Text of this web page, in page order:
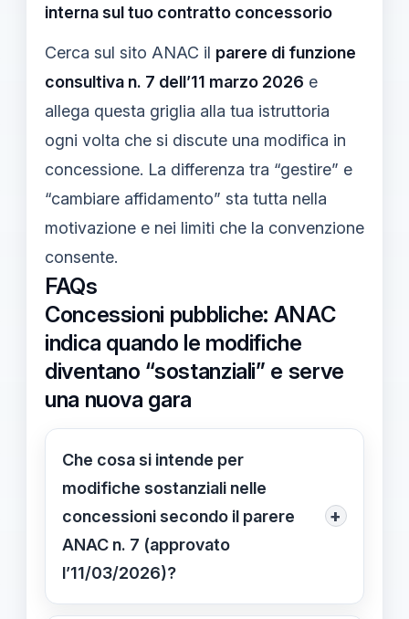
interna sul tuo contratto concessorio
Cerca sul sito ANAC il parere di funzione
consultiva n. 7 dell’11 marzo 2026 e
allega questa griglia alla tua istruttoria
ogni volta che si discute una modifica in
concessione. La differenza tra “gestire” e
“cambiare affidamento” sta tutta nella
motivazione e nei limiti che la convenzione
consente.
FAQs
Concessioni pubbliche: ANAC
indica quando le modifiche
diventano “sostanziali” e serve
una nuova gara
Che cosa si intende per
modifiche sostanziali nelle
concessioni secondo il parere
ANAC n. 7 (approvato
l’11/03/2026)?
+
Modifiche che incidono sugli elementi